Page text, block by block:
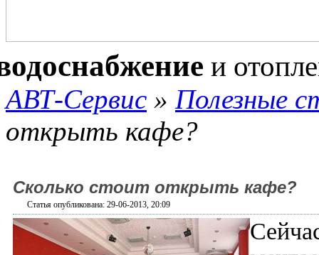
и
АВТ-Сервис » Полезные
открыть кафе?
Сколько стоит открыть кафе?
Статья опубликована: 29-06-2013, 20:09